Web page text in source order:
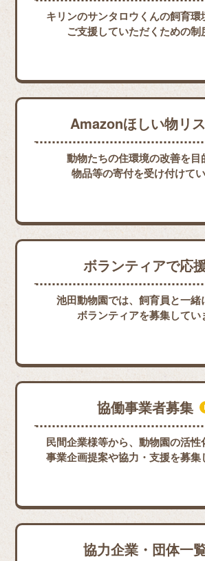
キリンのサンタロウくんの飼育環
ご支援していただくための制
Amazonほしい物リ
動物たちの住環境の改善を目
物品等の寄付を受け付けてい
ボランティアで応
池田動物園では、飼育員と一緒
ボランティアを募集してい
協働事業者募集
民間企業様等から、動物園の活性
事業企画提案や協力・支援を募集
協力企業・団体一